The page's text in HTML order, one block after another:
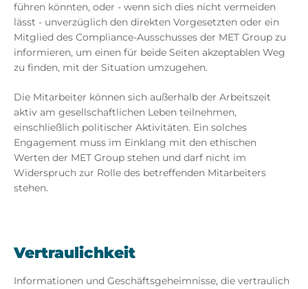
führen könnten, oder - wenn sich dies nicht vermeiden
lässt - unverzüglich den direkten Vorgesetzten oder ein
Mitglied des Compliance-Ausschusses der MET Group zu
informieren, um einen für beide Seiten akzeptablen Weg
zu finden, mit der Situation umzugehen.
Die Mitarbeiter können sich außerhalb der Arbeitszeit
aktiv am gesellschaftlichen Leben teilnehmen,
einschließlich politischer Aktivitäten. Ein solches
Engagement muss im Einklang mit den ethischen
Werten der MET Group stehen und darf nicht im
Widerspruch zur Rolle des betreffenden Mitarbeiters
stehen.
Vertraulichkeit
Informationen und Geschäftsgeheimnisse, die vertraulich